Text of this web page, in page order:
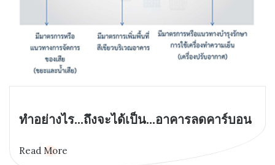
ทำอย่างไร...ถึงจะได้เป็น...อาคารลดคาร์บอน
Read More